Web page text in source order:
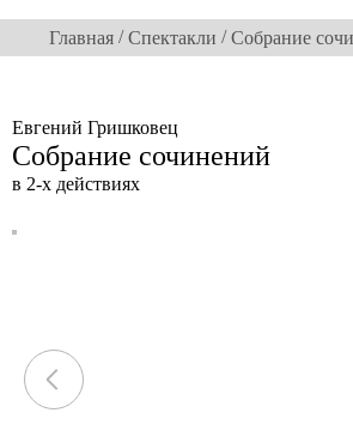
Главная /Спектакли /Собрание
Евгений Гришковец
Собрание сочинений
в 2-х действиях